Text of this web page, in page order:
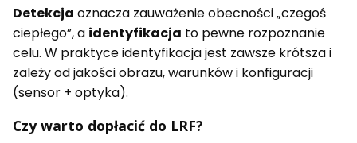
Detekcja oznacza zauważenie obecności „czegoś
ciepłego”, a identyfikacja to pewne rozpoznanie
celu. W praktyce identyfikacja jest zawsze krótsza i
zależy od jakości obrazu, warunków i konfiguracji
(sensor + optyka).
Czy warto dopłacić do LRF?